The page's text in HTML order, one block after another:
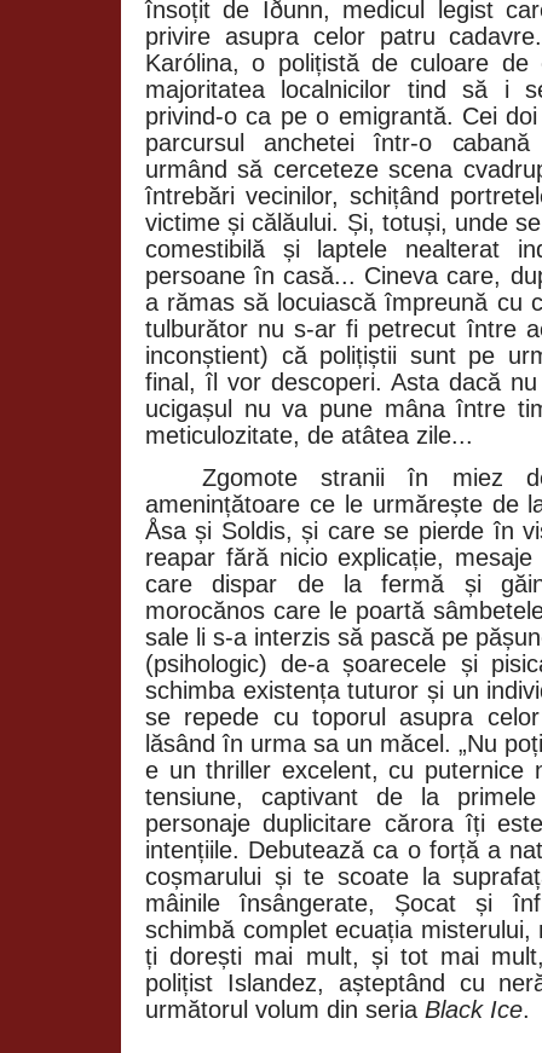
însoțit de Iðunn, medicul legist
privire asupra celor patru
Karólina, o polițistă de culoare de
majoritatea localnicilor tind să i
privind-o ca pe o emigrantă. Cei
parcursul anchetei într-o
urmând să cerceteze scena
întrebări vecinilor, schițând
victime și călăului. Și, totuși, unde
comestibilă și laptele nealterat
persoane în casă... Cineva care,
a rămas să locuiască împreună cu
tulburător nu s-ar fi petrecut între
inconștient) că polițiștii sunt pe
final, îl vor descoperi. Asta dacă
ucigașul nu va pune mâna între
meticulozitate, de atâtea zile...
Zgomote stranii în miez
amenințătoare ce le urmărește de
Åsa și Soldis, și care se pierde în
reapar fără nicio explicație,
care dispar de la fermă și
morocănos care le poartă
sale li s-a interzis să pască pe
(psihologic) de-a șoarecele și
schimba existența tuturor și un
se repede cu toporul asupra
lăsând în urma sa un măcel. „Nu
e un thriller excelent, cu puternice
tensiune, captivant de la
personaje duplicitare cărora îți
intențiile. Debutează ca o forță a
coșmarului și te scoate la
mâinile însângerate, Șocat și
schimbă complet ecuația
ți dorești mai mult, și tot mai
polițist Islandez, așteptând cu
următorul volum din seria Black Ice.